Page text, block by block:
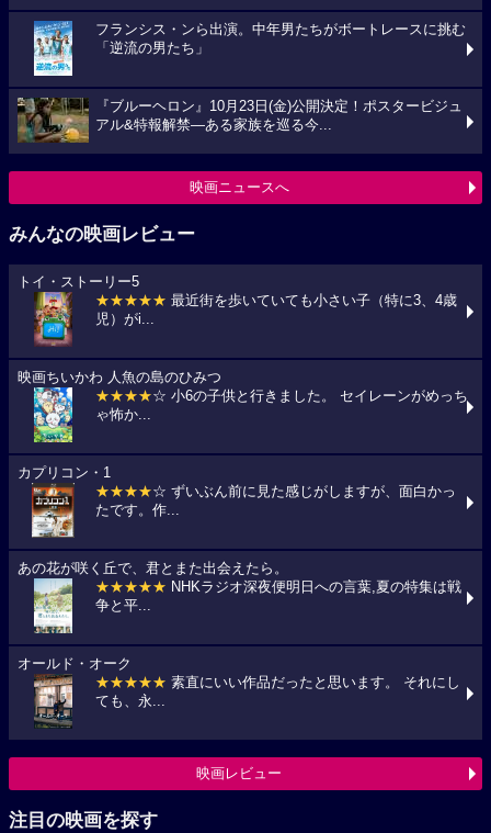
フランシス・ンら出演。中年男たちがボートレースに挑む
「逆流の男たち」
『ブルーヘロン』10月23日(金)公開決定！ポスタービジュ
アル&特報解禁―ある家族を巡る今...
映画ニュースへ
みんなの映画レビュー
トイ・ストーリー5
★★★★★ 最近街を歩いていても小さい子（特に3、4歳
児）がi...
映画ちいかわ 人魚の島のひみつ
★★★★☆ 小6の子供と行きました。 セイレーンがめっち
ゃ怖か...
カプリコン・1
★★★★☆ ずいぶん前に見た感じがしますが、面白かっ
たです。作...
あの花が咲く丘で、君とまた出会えたら。
★★★★★ NHKラジオ深夜便明日への言葉,夏の特集は戦
争と平...
オールド・オーク
★★★★★ 素直にいい作品だったと思います。 それにし
ても、永...
映画レビュー
注目の映画を探す